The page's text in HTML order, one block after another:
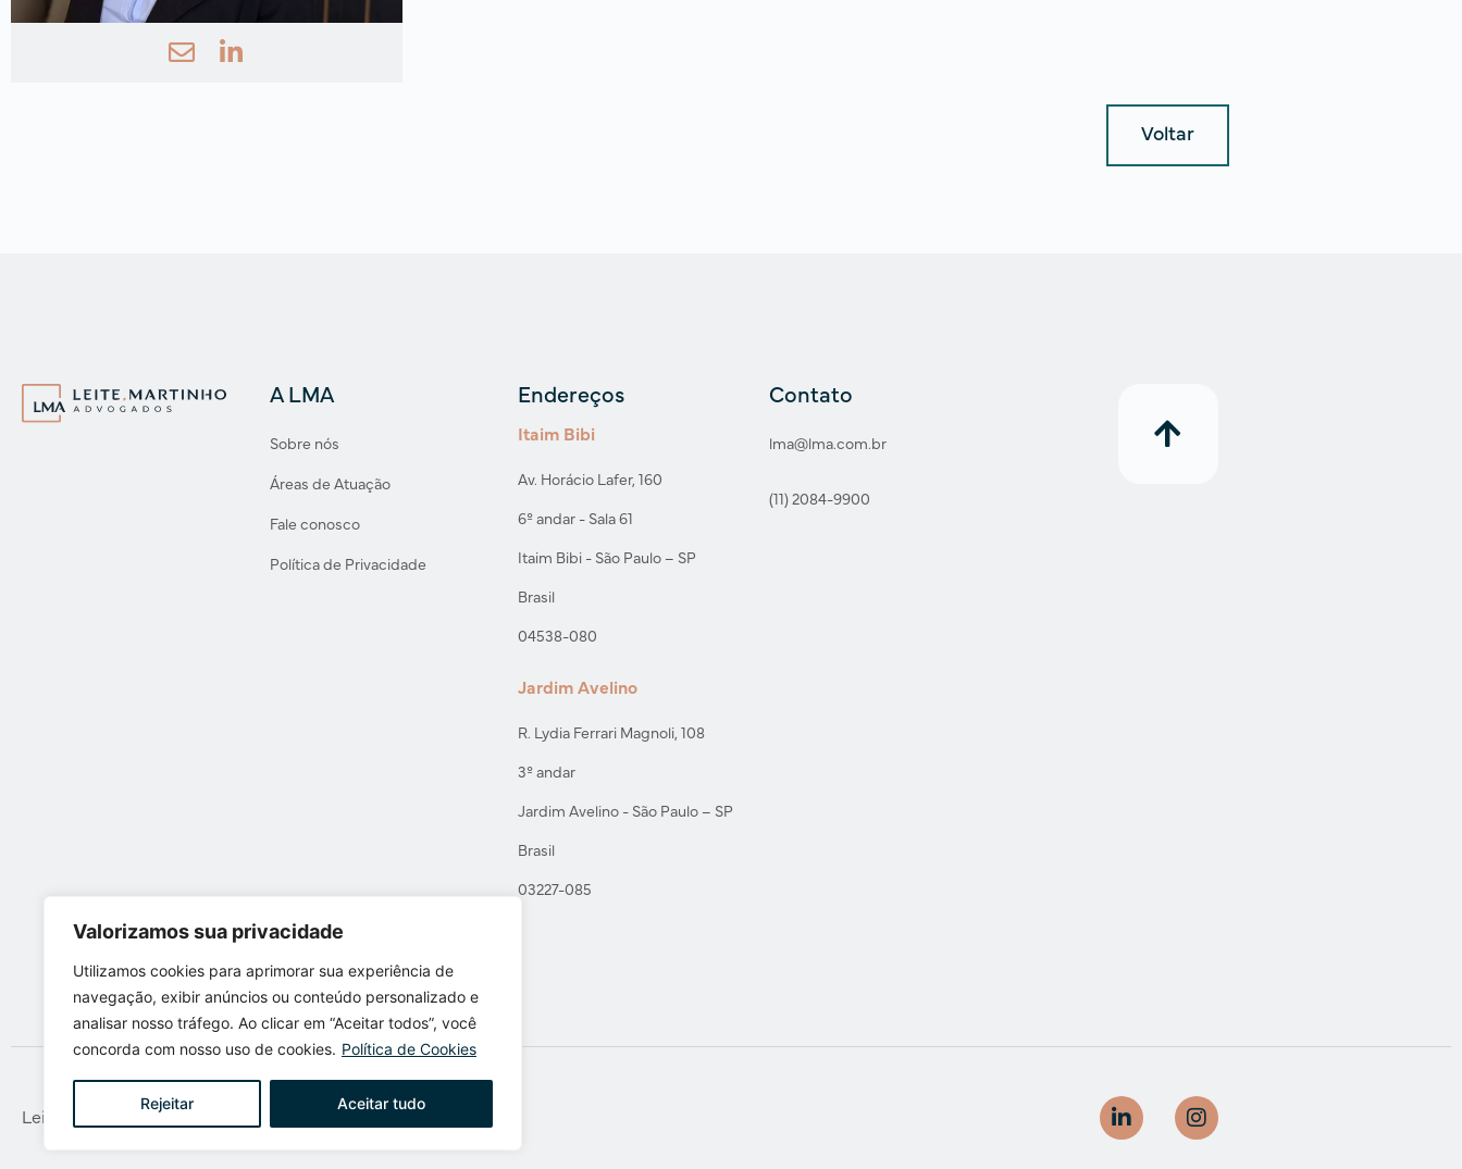
Valorizamos sua privacidade
Utilizamos cookies para aprimorar sua experiência de
navegação, exibir anúncios ou conteúdo personalizado e
analisar nosso tráfego. Ao clicar em “Aceitar todos”, você
concorda com nosso uso de cookies. Política de Cookies
Rejeitar Aceitar tudo
Voltar
A LMA
Sobre nós
Áreas de Atuação
Fale conosco
Política de Privacidade
Endereços
Itaim Bibi
Av. Horácio Lafer, 160
6º andar - Sala 61
Itaim Bibi - São Paulo – SP
Brasil
04538-080
Jardim Avelino
R. Lydia Ferrari Magnoli, 108
3º andar
Jardim Avelino - São Paulo – SP
Brasil
03227-085
Contato
lma@lma.com.br
(11) 2084-9900
Leite Martinho Advogados © 2022